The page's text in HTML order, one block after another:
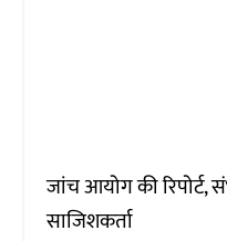
जांच आयोग की रिपोर्ट,
साजिशकर्ता